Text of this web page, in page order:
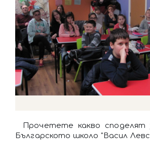
Прочетете какво споделят
Българското школо "Васил